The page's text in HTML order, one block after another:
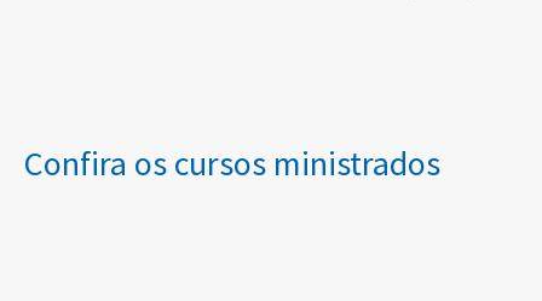
Confira os cursos ministrados